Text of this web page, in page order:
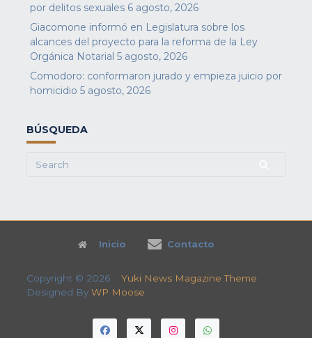
por delitos sexuales 6 agosto, 2026
Giacomone informó en Legislatura sobre los
alcances del proyecto para la reforma de la Ley
Orgánica Notarial 5 agosto, 2026
Comodoro: conformaron jurado y empieza juicio por
homicidio 5 agosto, 2026
BÚSQUEDA
Search
Inicio Contacto
Copyright © 2026 Yuki News Magazine Theme
Designed By WP Moose